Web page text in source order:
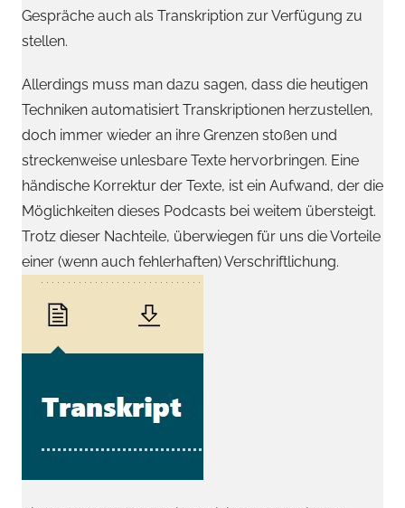
Gespräche auch als Transkription zur Verfügung zu
stellen.
Allerdings muss man dazu sagen, dass die heutigen
Techniken automatisiert Transkriptionen herzustellen,
doch immer wieder an ihre Grenzen stoßen und
streckenweise unlesbare Texte hervorbringen. Eine
händische Korrektur der Texte, ist ein Aufwand, der die
Möglichkeiten dieses Podcasts bei weitem übersteigt.
Trotz dieser Nachteile, überwiegen für uns die Vorteile
einer (wenn auch fehlerhaften) Verschriftlichung.